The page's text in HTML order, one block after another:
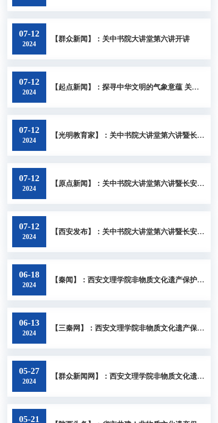
07-12
2024
【群众新闻】：关中书院大讲堂第六讲开讲
07-12
2024
【起点新闻】：探寻中华文明的气象意蕴 关中书院大讲堂在西安文理学院开讲
07-12
2024
【光明教育家】：关中书院大讲堂第六讲暨长安精品讲坛开讲
07-12
2024
【原点新闻】：关中书院大讲堂第六讲暨长安讲坛在西安文理学院开讲
07-12
2024
【西安发布】：关中书院大讲堂第六讲暨长安精品讲坛开讲 探寻中华文明的气象意蕴
06-18
2024
【秦闻】：西安文理学院非物质文化遗产保护研究中心在关中书院揭牌
06-13
2024
【三秦网】：西安文理学院非物质文化遗产保护研究中心在关中书院揭牌
05-27
2024
【群众新闻网】：西安文理学院非物质文化遗产保护研究中心在关中书院揭牌
05-21